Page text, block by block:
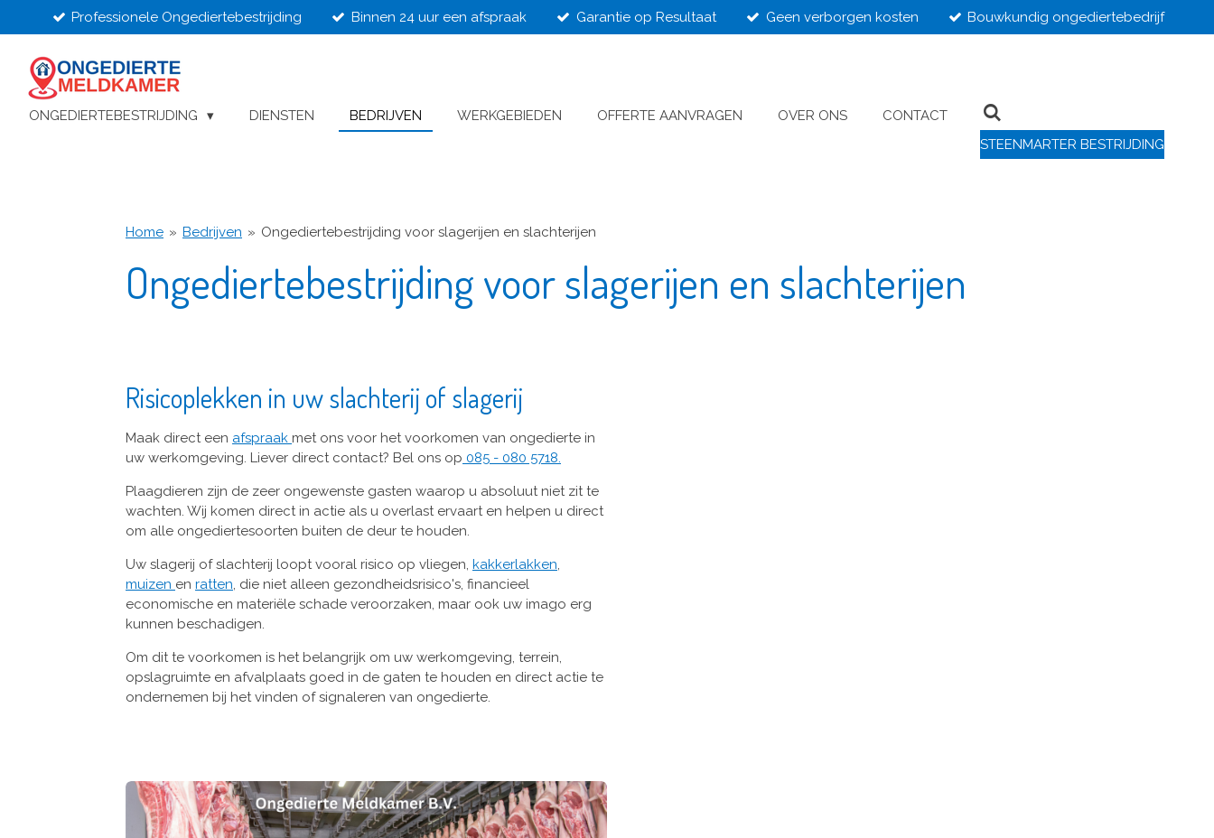
direct
naar
hoofdinhoud
Professionele Ongediertebestrijding Binnen 24 uur een afspraak Garantie op Resultaat Geen verborgen kosten Bouwkundig ongediertebedrijf
ONGEDIERTEBESTRIJDING DIENSTEN BEDRIJVEN WERKGEBIEDEN OFFERTE AANVRAGEN OVER ONS
CONTACT
STEENMARTER BESTRIJDING
Home » Bedrijven » Ongediertebestrijding voor slagerijen en slachterijen
Ongediertebestrijding voor slagerijen en slachterijen
Risicoplekken in uw slachterij of slagerij
Maak direct een afspraak met ons voor het voorkomen van ongedierte in
uw werkomgeving. Liever direct contact? Bel ons op 085 - 080 5718.
Plaagdieren zijn de zeer ongewenste gasten waarop u absoluut niet zit te
wachten. Wij komen direct in actie als u overlast ervaart en helpen u direct
om alle ongediertesoorten buiten de deur te houden.
Uw slagerij of slachterij loopt vooral risico op vliegen, kakkerlakken
muizen en ratten , die niet alleen gezondheidsrisico's, financieel
economische en materiële schade veroorzaken, maar ook uw imago erg
kunnen beschadigen.
Om dit te voorkomen is het belangrijk om uw werkomgeving, terrein,
opslagruimte en afvalplaats goed in de gaten te houden en direct actie te
ondernemen bij het vinden of signaleren van ongedierte.